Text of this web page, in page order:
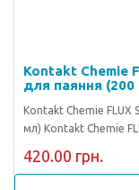
Kontakt Chemie
для паяння (200
Kontakt Chemie FLUX
мл) Kontakt Chemie
420.00 грн.